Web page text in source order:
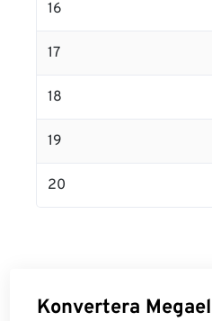
16
17
18
19
20
Konvertera